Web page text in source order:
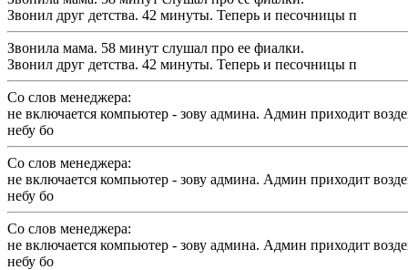
Звонил друг детства. 42 минуты. Теперь и песочницы п
Звонила мама. 58 минут слушал про ее фиалки.
Звонил друг детства. 42 минуты. Теперь и песочницы п
Cо слов менеджера:
не включается компьютер - зову админа. Админ приходит
небу бо
Cо слов менеджера:
не включается компьютер - зову админа. Админ приходит
небу бо
Cо слов менеджера:
не включается компьютер - зову админа. Админ приходит
небу бо